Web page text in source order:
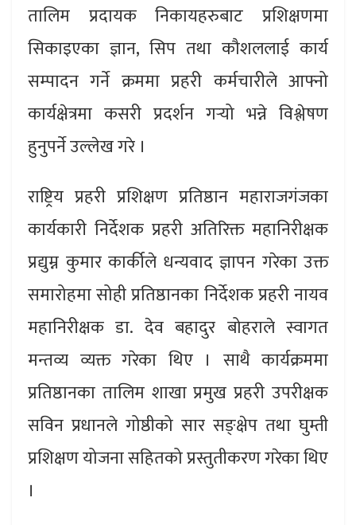
तालिम प्रदायक निकायहरुबाट प्रशिक्षणमा
सिकाइएका ज्ञान, सिप तथा कौशललाई कार्य
सम्पादन गर्ने क्रममा प्रहरी कर्मचारीले आफ्नो
कार्यक्षेत्रमा कसरी प्रदर्शन गर्‍यो भन्ने विश्लेषण
हुनुपर्ने उल्लेख गरे ।
राष्ट्रिय प्रहरी प्रशिक्षण प्रतिष्ठान महाराजगंजका
कार्यकारी निर्देशक प्रहरी अतिरिक्त महानिरीक्षक
प्रद्युम्न कुमार कार्कीले धन्यवाद ज्ञापन गरेका उक्त
समारोहमा सोही प्रतिष्ठानका निर्देशक प्रहरी नायव
महानिरीक्षक डा. देव बहादुर बोहराले स्वागत
मन्तव्य व्यक्त गरेका थिए । साथै कार्यक्रममा
प्रतिष्ठानका तालिम शाखा प्रमुख प्रहरी उपरीक्षक
सविन प्रधानले गोष्ठीको सार सङ्क्षेप तथा घुम्ती
प्रशिक्षण योजना सहितको प्रस्तुतीकरण गरेका थिए
।